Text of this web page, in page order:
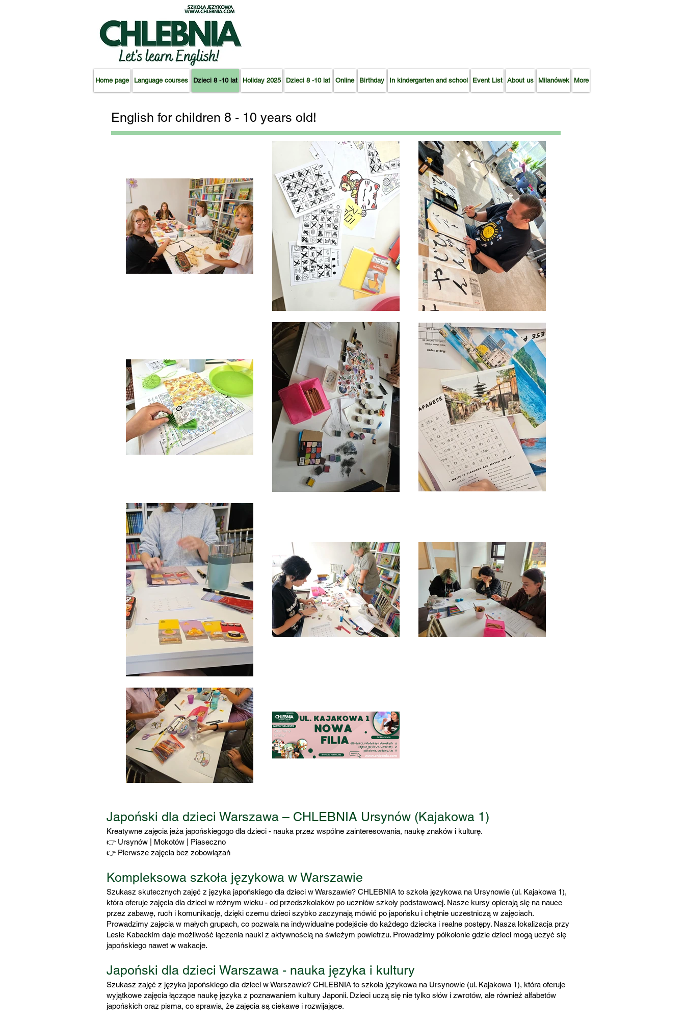
Home page Language courses Dzieci 8 -10 lat Holiday 2025 Dzieci 8 -10 lat Online Birthday In kindergarten and school Event List About us Milanówek More
English for children 8 - 10 years old!
Japoński dla dzieci Warszawa – CHLEBNIA Ursynów (Kajakowa 1)
Kreatywne zajęcia jeża japońskiegogo dla dzieci - nauka przez wspólne zainteresowania, naukę znaków i kulturę.
👉 Ursynów | Mokotów | Piaseczno
👉 Pierwsze zajęcia bez zobowiązań
Kompleksowa szkoła językowa w Warszawie
Szukasz skutecznych zajęć z języka japońskiego dla dzieci w Warszawie? CHLEBNIA to szkoła językowa na Ursynowie (ul. Kajakowa 1),
która oferuje zajęcia dla dzieci w różnym wieku - od przedszkolaków po uczniów szkoły podstawowej. Nasze kursy opierają się na nauce
przez zabawę, ruch i komunikację, dzięki czemu dzieci szybko zaczynają mówić po japońsku i chętnie uczestniczą w zajęciach.
Prowadzimy zajęcia w małych grupach, co pozwala na indywidualne podejście do każdego dziecka i realne postępy. Nasza lokalizacja przy
Lesie Kabackim daje możliwość łączenia nauki z aktywnością na świeżym powietrzu. Prowadzimy półkolonie gdzie dzieci mogą uczyć się
japońskiego nawet w wakacje.
Japoński dla dzieci Warszawa - nauka języka i kultury
Szukasz zajęć z języka japońskiego dla dzieci w Warszawie? CHLEBNIA to szkoła językowa na Ursynowie (ul. Kajakowa 1), która oferuje
wyjątkowe zajęcia łączące naukę języka z poznawaniem kultury Japonii. Dzieci uczą się nie tylko słów i zwrotów, ale również alfabetów
japońskich oraz pisma, co sprawia, że zajęcia są ciekawe i rozwijające.